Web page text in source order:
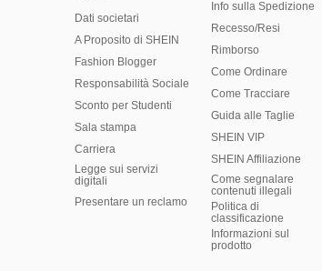
Dati societari
A Proposito di SHEIN
Fashion Blogger
Responsabilità Sociale
Sconto per Studenti
Sala stampa
Carriera
Legge sui servizi
digitali
Presentare un reclamo
Info sulla Spedizione
Recesso/Resi
Rimborso
Come Ordinare
Come Tracciare
Guida alle Taglie
SHEIN VIP
SHEIN Affiliazione
Come segnalare
contenuti illegali
Politica di
classificazione
​Informazioni sul
prodotto